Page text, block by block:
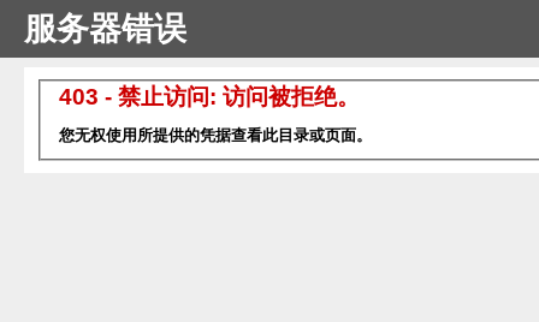
服务器错误
403 - 禁止访问: 访问被拒绝。
您无权使用所提供的凭据查看此目录或页面。